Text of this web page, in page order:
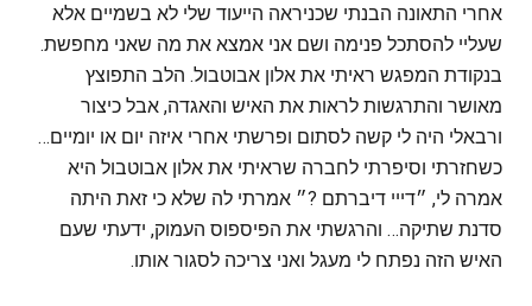
אחרי התאונה הבנתי שכניראה הייעוד שלי לא בשמיים אלא
שעליי להסתכל פנימה ושם אני אמצא את מה שאני מחפשת.
בנקודת המפגש ראיתי את אלון אבוטבול. הלב התפוצץ
מאושר והתרגשות לראות את האיש והאגדה, אבל כיצור
ורבאלי היה לי קשה לסתום ופרשתי אחרי איזה יום או יומיים…
כשחזרתי וסיפרתי לחברה שראיתי את אלון אבוטבול היא
אמרה לי, ״דייי דיברתם ?״ אמרתי לה שלא כי זאת היתה
סדנת שתיקה… והרגשתי את הפיספוס העמוק, ידעתי שעם
האיש הזה נפתח לי מעגל ואני צריכה לסגור אותו.